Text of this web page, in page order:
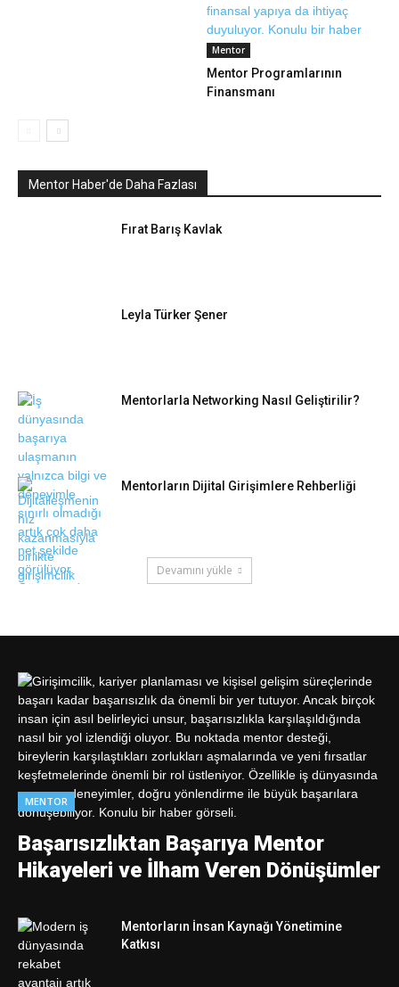
Mentor
Mentor Programlarının
Finansmanı
Mentor Haber'de Daha Fazlası
Fırat Barış Kavlak
Leyla Türker Şener
Mentorlarla Networking Nasıl Geliştirilir?
Mentorların Dijital Girişimlere Rehberliği
Devamını yükle
MENTOR
Başarısızlıktan Başarıya Mentor
Hikayeleri ve İlham Veren Dönüşümler
Mentorların İnsan Kaynağı Yönetimine
Katkısı